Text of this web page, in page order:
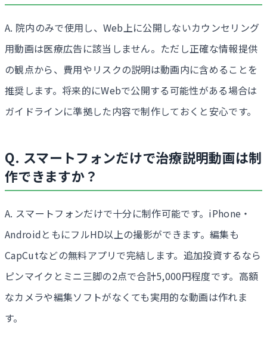
A. 院内のみで使用し、Web上に公開しないカウンセリング
用動画は医療広告に該当しません。ただし正確な情報提供
の観点から、費用やリスクの説明は動画内に含めることを
推奨します。将来的にWebで公開する可能性がある場合は
ガイドラインに準拠した内容で制作しておくと安心です。
Q. スマートフォンだけで治療説明動画は制
作できますか？
A. スマートフォンだけで十分に制作可能です。iPhone・
AndroidともにフルHD以上の撮影ができます。編集も
CapCutなどの無料アプリで完結します。追加投資するなら
ピンマイクとミニ三脚の2点で合計5,000円程度です。高額
なカメラや編集ソフトがなくても実用的な動画は作れま
す。